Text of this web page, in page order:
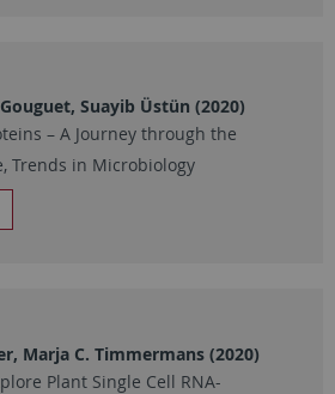
Suayib Üstün (2020)
– A Journey through the
Trends in Microbiology
Marja C. Timmermans (2020)
Plant Single Cell RNA-